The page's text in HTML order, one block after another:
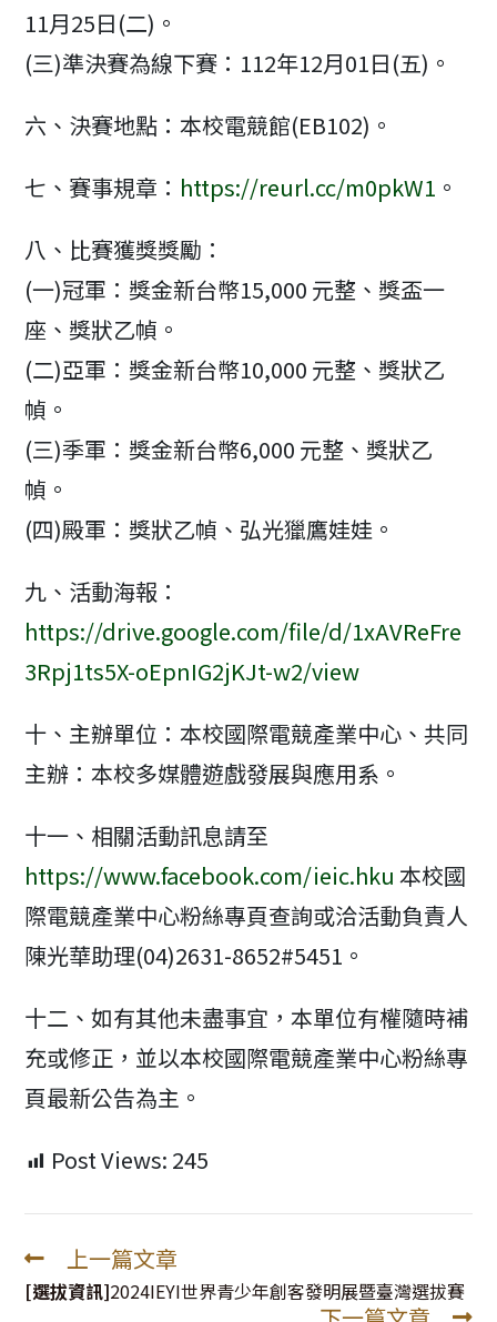
11月25日(二)。
(三)準決賽為線下賽：112年12月01日(五)。
六、決賽地點：本校電競館(EB102)。
七、賽事規章： https://reurl.cc/m0pkW1 。
八、比賽獲獎獎勵：
(一)冠軍：獎金新台幣15,000 元整、獎盃一
座、獎狀乙幀。
(二)亞軍：獎金新台幣10,000 元整、獎狀乙
幀。
(三)季軍：獎金新台幣6,000 元整、獎狀乙
幀。
(四)殿軍：獎狀乙幀、弘光獵鷹娃娃。
九、活動海報：
https://drive.google.com/file/d/1xAVReFre
3Rpj1ts5X-oEpnIG2jKJt-w2/view
十、主辦單位：本校國際電競產業中心、共同
主辦：本校多媒體遊戲發展與應用系。
十一、相關活動訊息請至
https://www.facebook.com/ieic.hku 本校國
際電競產業中心粉絲專頁查詢或洽活動負責人
陳光華助理(04)2631-8652#5451。
十二、如有其他未盡事宜，本單位有權隨時補
充或修正，並以本校國際電競產業中心粉絲專
頁最新公告為主。
Post Views: 245
Read
more
上一篇文章
[選拔資訊]2024IEYI世界青少年創客發明展暨臺灣選拔賽